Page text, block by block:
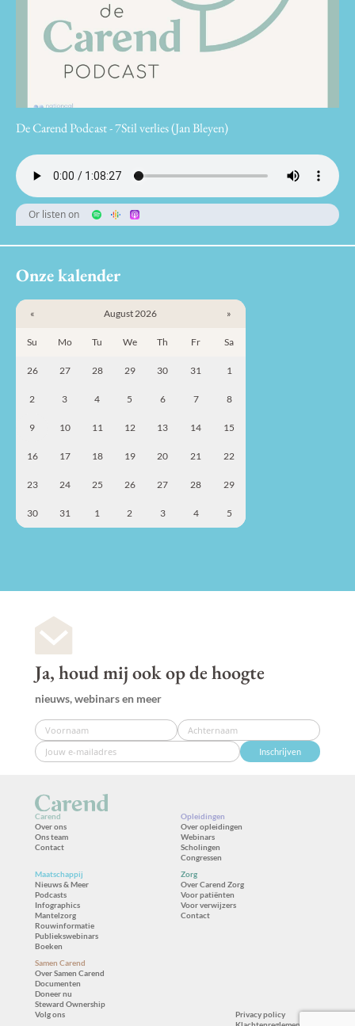
De Carend Podcast - 7Stil verlies (Jan Bleyen)
Or listen on
Onze kalender
« August 2026 »
Su Mo Tu We Th Fr Sa
26 27 28 29 30 31 1
2 3 4 5 6 7 8
9 10 11 12 13 14 15
16 17 18 19 20 21 22
23 24 25 26 27 28 29
30 31 1 2 3 4 5
Ja, houd mij ook op de hoogte
nieuws, webinars en meer
Inschrijven
Carend
Over ons
Ons team
Contact
Opleidingen
Over opleidingen
Webinars
Scholingen
Congressen
Maatschappij
Nieuws & Meer
Podcasts
Infographics
Mantelzorg
Rouwinformatie
Publiekswebinars
Boeken
Zorg
Over Carend Zorg
Voor patiënten
Voor verwijzers
Contact
Samen Carend
Over Samen Carend
Documenten
Doneer nu
Steward Ownership
Volg ons
Privacy policy